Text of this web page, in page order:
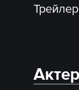
Трейлер